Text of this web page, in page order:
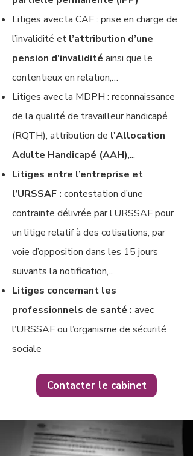
Litiges avec la CAF : prise en charge de
l’invalidité et l’attribution d’une
pension d'invalidité ainsi que le
contentieux en relation,…
Litiges avec la MDPH : reconnaissance
de la qualité de travailleur handicapé
(RQTH), attribution de l'Allocation
Adulte Handicapé (AAH),...
Litiges entre l’entreprise et
l’URSSAF : contestation d’une
contrainte délivrée par l’URSSAF pour
un litige relatif à des cotisations, par
voie d’opposition dans les 15 jours
suivants la notification,...
Litiges concernant les
professionnels de santé : avec
l’URSSAF ou l’organisme de sécurité
sociale
Contacter le cabinet